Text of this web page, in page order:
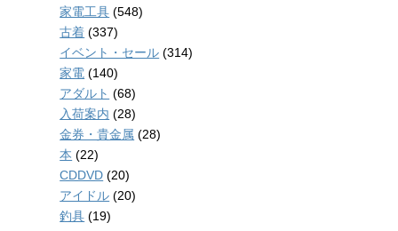
家電工具 (548)
古着 (337)
イベント・セール (314)
家電 (140)
アダルト (68)
入荷案内 (28)
金券・貴金属 (28)
本 (22)
CDDVD (20)
アイドル (20)
釣具 (19)